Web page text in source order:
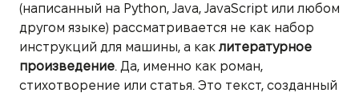
(написанный на Python, Java, JavaScript или любом
другом языке) рассматривается не как набор
инструкций для машины, а как литературное
произведение. Да, именно как роман,
стихотворение или статья. Это текст, созданный